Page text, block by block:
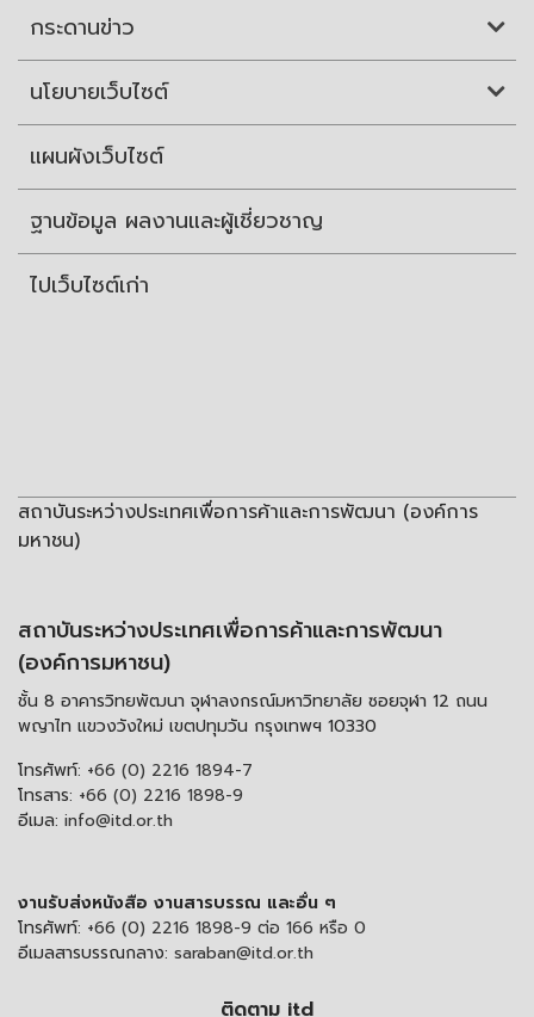
กระดานข่าว
นโยบายเว็บไซต์
แผนผังเว็บไซต์
ฐานข้อมูล ผลงานและผู้เชี่ยวชาญ
ไปเว็บไซต์เก่า
สถาบันระหว่างประเทศเพื่อการค้าและการพัฒนา (องค์การ
มหาชน)
สถาบันระหว่างประเทศเพื่อการค้าและการพัฒนา
(องค์การมหาชน)
ชั้น 8 อาคารวิทยพัฒนา จุฬาลงกรณ์มหาวิทยาลัย ซอยจุฬา 12 ถนน
พญาไท แขวงวังใหม่ เขตปทุมวัน กรุงเทพฯ 10330
โทรศัพท์: +66 (0) 2216 1894-7
โทรสาร: +66 (0) 2216 1898-9
อีเมล: info@itd.or.th
งานรับส่งหนังสือ งานสารบรรณ และอื่น ๆ
โทรศัพท์: +66 (0) 2216 1898-9 ต่อ 166 หรือ 0
อีเมลสารบรรณกลาง: saraban@itd.or.th
ติดตาม itd